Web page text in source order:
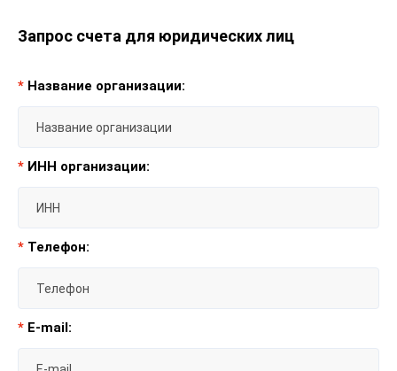
Запрос счета для юридических лиц
* Название организации:
* ИНН организации:
* Телефон:
* E-mail: